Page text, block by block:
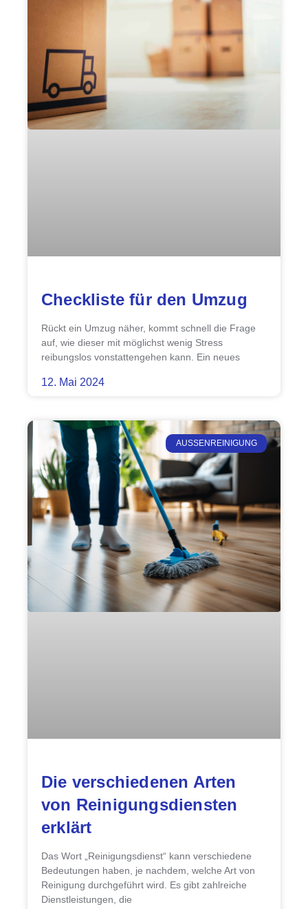
Checkliste für den Umzug
Rückt ein Umzug näher, kommt schnell die Frage
auf, wie dieser mit möglichst wenig Stress
reibungslos vonstattengehen kann. Ein neues
12. Mai 2024
AUSSENREINIGUNG
Die verschiedenen Arten
von Reinigungsdiensten
erklärt
Das Wort „Reinigungsdienst“ kann verschiedene
Bedeutungen haben, je nachdem, welche Art von
Reinigung durchgeführt wird. Es gibt zahlreiche
Dienstleistungen, die